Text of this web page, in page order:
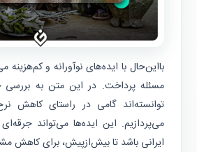
بااین‌حال با ایده‌های نوآورانه و کم‌هزینه
مسئله پرداخت. در این متن به بررسی
توانسته‌اند گامی در راستای کاهش
می‌پردازیم. این ایده‌ها می‌تواند
ایرانی باشد تا بیش‌ازپیش، برای کاهش